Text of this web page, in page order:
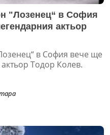
"Лозенец“ в София
актьор
в София вече ще
Тодор Колев.